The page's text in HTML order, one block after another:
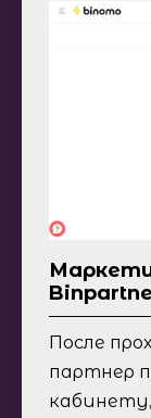
После
партнер